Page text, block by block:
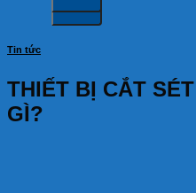
Tin tức
THIẾT BỊ CẮT
GÌ?